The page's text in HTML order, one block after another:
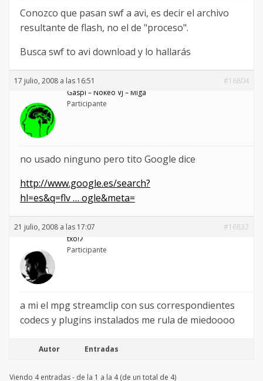
Conozco que pasan swf a avi, es decir el archivo
resultante de flash, no el de "proceso".
Busca swf to avi download y lo hallarás
17 julio, 2008 a las 16:51
#16804
Gaspi – Nökeö VJ – Miga
Participante
no usado ninguno pero tito Google dice
http://www.google.es/search?
hl=es&q=flv … ogle&meta=
21 julio, 2008 a las 17:07
#16832
txoǃʔ
Participante
a mi el mpg streamclip con sus correspondientes
codecs y plugins instalados me rula de miedoooo
Autor Entradas
Viendo 4 entradas - de la 1 a la 4 (de un total de 4)